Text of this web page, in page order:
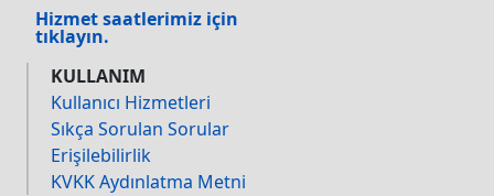
Hizmet saatlerimiz için
tıklayın.
KULLANIM
Kullanıcı Hizmetleri
Sıkça Sorulan Sorular
Erişilebilirlik
KVKK Aydınlatma Metni